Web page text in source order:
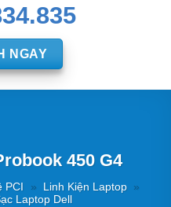
NGAY
450 G4
PCI » Linh Kiện Laptop »
Laptop Dell